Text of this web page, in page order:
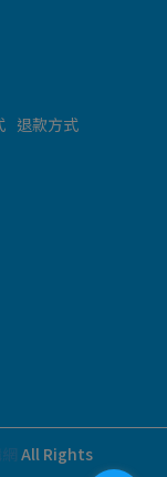
退款方式
All Rights